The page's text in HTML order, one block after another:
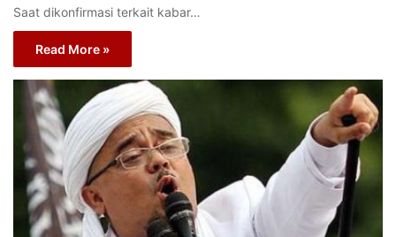
Saat dikonfirmasi terkait kabar…
Read More »